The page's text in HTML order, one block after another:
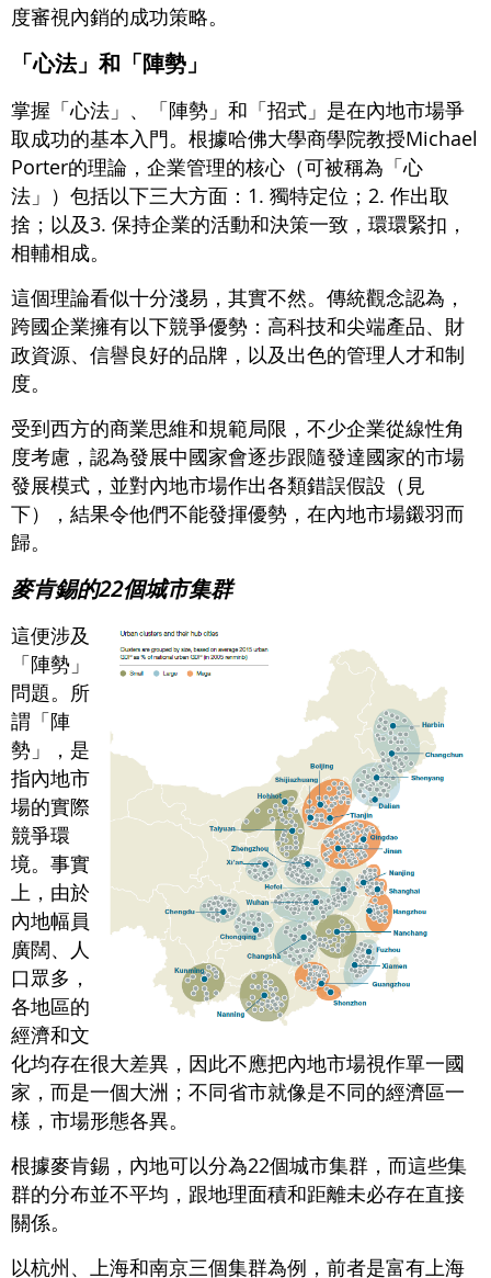
度審視內銷的成功策略。
「心法」和「陣勢」
掌握「心法」、「陣勢」和「招式」是在內地市場爭
取成功的基本入門。根據哈佛大學商學院教授Michael
Porter的理論，企業管理的核心（可被稱為「心
法」）包括以下三大方面：1. 獨特定位；2. 作出取
捨；以及3. 保持企業的活動和決策一致，環環緊扣，
相輔相成。
這個理論看似十分淺易，其實不然。傳統觀念認為，
跨國企業擁有以下競爭優勢：高科技和尖端產品、財
政資源、信譽良好的品牌，以及出色的管理人才和制
度。
受到西方的商業思維和規範局限，不少企業從線性角
度考慮，認為發展中國家會逐步跟隨發達國家的市場
發展模式，並對內地市場作出各類錯誤假設（見
下），結果令他們不能發揮優勢，在內地市場鎩羽而
歸。
麥肯錫的22個城市集群
這便涉及
「陣勢」
問題。所
謂「陣
勢」，是
指內地市
場的實際
競爭環
境。事實
上，由於
內地幅員
廣闊、人
口眾多，
各地區的
經濟和文
化均存在很大差異，因此不應把內地市場視作單一國
家，而是一個大洲；不同省市就像是不同的經濟區一
樣，市場形態各異。
根據麥肯錫，內地可以分為22個城市集群，而這些集
群的分布並不平均，跟地理面積和距離未必存在直接
關係。
以杭州、上海和南京三個集群為例，前者是富有上海